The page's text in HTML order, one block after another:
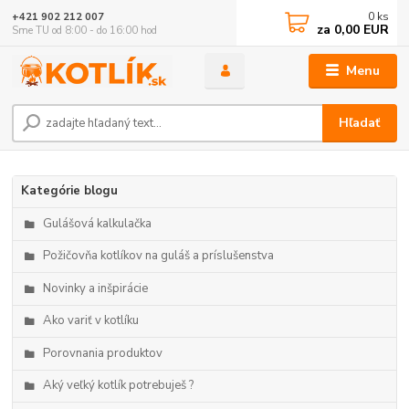
Menu
Hľadať
+421 902 212 007
Sme TU od 8:00 - do 16:00 hod
0 ks
za 0,00 EUR
Kategórie blogu
Gulášová kalkulačka
Požičovňa kotlíkov na guláš a príslušenstva
Novinky a inšpirácie
Ako variť v kotlíku
Porovnania produktov
Aký veľký kotlík potrebuješ ?